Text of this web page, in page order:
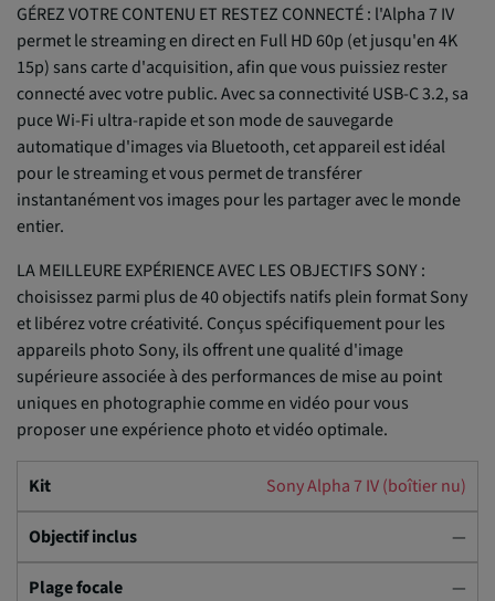
GÉREZ VOTRE CONTENU ET RESTEZ CONNECTÉ : l'Alpha 7 IV
permet le streaming en direct en Full HD 60p (et jusqu'en 4K
15p) sans carte d'acquisition, afin que vous puissiez rester
connecté avec votre public. Avec sa connectivité USB-C 3.2, sa
puce Wi-Fi ultra-rapide et son mode de sauvegarde
automatique d'images via Bluetooth, cet appareil est idéal
pour le streaming et vous permet de transférer
instantanément vos images pour les partager avec le monde
entier.
LA MEILLEURE EXPÉRIENCE AVEC LES OBJECTIFS SONY :
choisissez parmi plus de 40 objectifs natifs plein format Sony
et libérez votre créativité. Conçus spécifiquement pour les
appareils photo Sony, ils offrent une qualité d'image
supérieure associée à des performances de mise au point
uniques en photographie comme en vidéo pour vous
proposer une expérience photo et vidéo optimale.
Sony Alpha 7 IV (boîtier nu)
—
—